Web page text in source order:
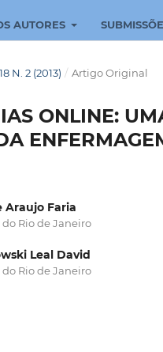
AUTORES
N. 2 (2013) / Artigo Original
ONLINE:
Araujo Faria
Rio de Janeiro
Leal David
Rio de Janeiro